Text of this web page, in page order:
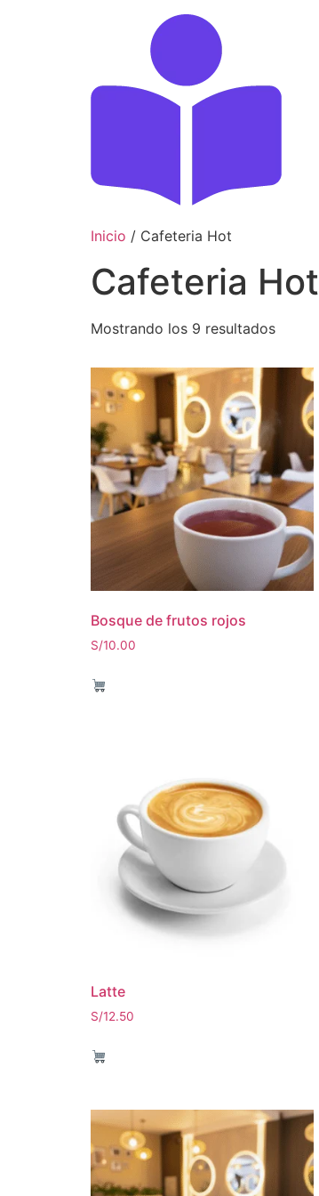
Inicio / Cafeteria Hot
Cafeteria Hot
Mostrando los 9 resultados
Bosque de frutos rojos
S/10.00
Latte
S/12.50